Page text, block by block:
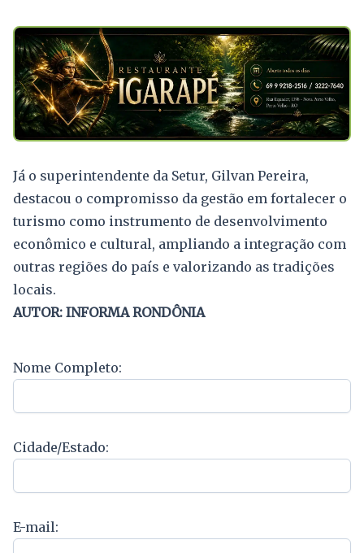
Já o superintendente da Setur, Gilvan Pereira,
destacou o compromisso da gestão em fortalecer o
turismo como instrumento de desenvolvimento
econômico e cultural, ampliando a integração com
outras regiões do país e valorizando as tradições
locais.
AUTOR: INFORMA RONDÔNIA
Nome Completo:
Cidade/Estado:
E-mail: